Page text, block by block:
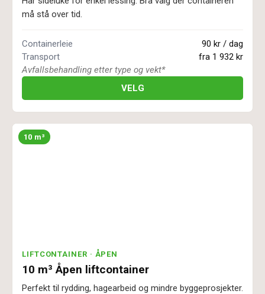
må stå over tid.
Containerleie
90 kr / dag
Transport
fra 1 932 kr
Avfallsbehandling etter type og vekt*
VELG
10 m³
LIFTCONTAINER · ÅPEN
10 m³ Åpen liftcontainer
Perfekt til rydding, hagearbeid og mindre byggeprosjekter.